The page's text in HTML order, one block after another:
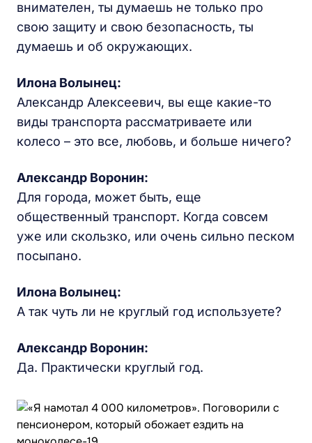
внимателен, ты думаешь не только про
свою защиту и свою безопасность, ты
думаешь и об окружающих.
Илона Волынец:
Александр Алексеевич, вы еще какие-то
виды транспорта рассматриваете или
колесо – это все, любовь, и больше ничего?
Александр Воронин:
Для города, может быть, еще
общественный транспорт. Когда совсем
уже или скользко, или очень сильно песком
посыпано.
Илона Волынец:
А так чуть ли не круглый год используете?
Александр Воронин:
Да. Практически круглый год.